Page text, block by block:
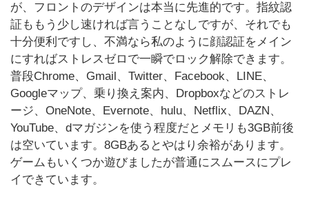
が、フロントのデザインは本当に先進的です。指紋認
証ももう少し速ければ言うことなしですが、それでも
十分便利ですし、不満なら私のように顔認証をメイン
にすればストレスゼロで一瞬でロック解除できます。
普段Chrome、Gmail、Twitter、Facebook、LINE、
Googleマップ、乗り換え案内、Dropboxなどのストレ
ージ、OneNote、Evernote、hulu、Netflix、DAZN、
YouTube、dマガジンを使う程度だとメモリも3GB前後
は空いています。8GBあるとやはり余裕があります。
ゲームもいくつか遊びましたが普通にスムースにプレ
イできています。